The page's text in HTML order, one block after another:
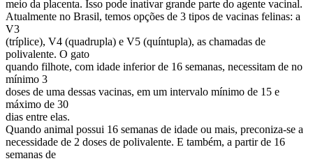
meio da placenta. Isso pode inativar grande parte do agente vacinal.
Atualmente no Brasil, temos opções de 3 tipos de vacinas felinas: a
V3
(tríplice), V4 (quadrupla) e V5 (quíntupla), as chamadas de
polivalente. O gato
quando filhote, com idade inferior de 16 semanas, necessitam de no
mínimo 3
doses de uma dessas vacinas, em um intervalo mínimo de 15 e
máximo de 30
dias entre elas.
Quando animal possui 16 semanas de idade ou mais, preconiza-se a
necessidade de 2 doses de polivalente. E também, a partir de 16
semanas de